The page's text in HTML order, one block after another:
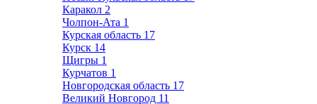
Каракол 2
Чолпон-Ата 1
Курская область 17
Курск 14
Щигры 1
Курчатов 1
Новгородская область 17
Великий Новгород 11